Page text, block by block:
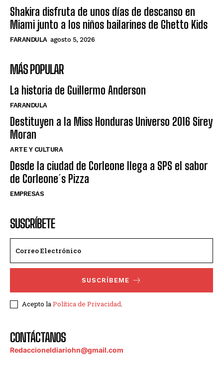
Shakira disfruta de unos días de descanso en
Miami junto a los niños bailarines de Ghetto Kids
FARANDULA agosto 5, 2026
MÁS POPULAR
La historia de Guillermo Anderson
FARANDULA
Destituyen a la Miss Honduras Universo 2016 Sirey
Moran
ARTE Y CULTURA
Desde la ciudad de Corleone llega a SPS el sabor
de Corleone´s Pizza
EMPRESAS
SUSCRÍBETE
SUSCRÍBEME
Acepto laPolítica de Privacidad.
CONTÁCTANOS
Redaccioneldiariohn@gmail.com